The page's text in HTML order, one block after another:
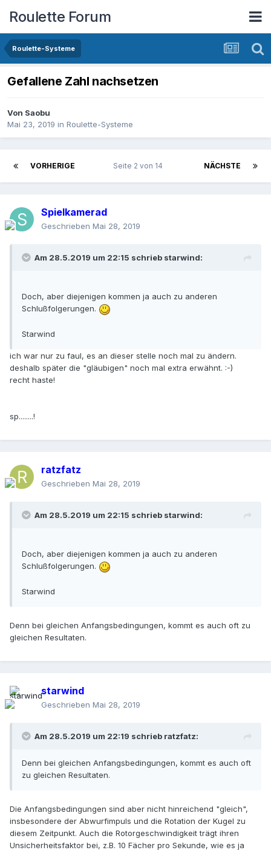
Roulette Forum
Roulette-Systeme
Gefallene Zahl nachsetzen
Von Saobu
Mai 23, 2019 in Roulette-Systeme
VORHERIGE NÄCHSTE
Seite 2 von 14
Spielkamerad
Geschrieben Mai 28, 2019
Am 28.5.2019 um 22:15 schrieb starwind:
Doch, aber diejenigen kommen ja auch zu anderen
Schlußfolgerungen.
Starwind
ich war nur zu faul, es an dieser stelle noch mal zu ändern.
deshalb später die "gläubigen" noch mal extra erwähnt. :-)
recht haste!
sp........!
ratzfatz
Geschrieben Mai 28, 2019
Am 28.5.2019 um 22:15 schrieb starwind:
Doch, aber diejenigen kommen ja auch zu anderen
Schlußfolgerungen.
Starwind
Denn bei gleichen Anfangsbedingungen, kommt es auch oft zu
gleichen Resultaten.
starwind
Geschrieben Mai 28, 2019
Am 28.5.2019 um 22:19 schrieb ratzfatz:
Denn bei gleichen Anfangsbedingungen, kommt es auch oft
zu gleichen Resultaten.
Die Anfangsbedingungen sind aber nicht hinreichend "gleich",
insbesondere der Abwurfimpuls und die Rotation der Kugel zu
diesem Zeitpunkt. Auch die Rotorgeschwindigkeit trägt ihren
Unsicherheitsfaktor bei, z.B. 10 Fächer pro Sekunde, wie es ja